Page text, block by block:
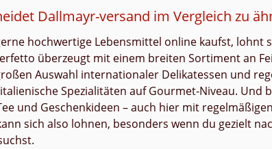
Dallmayr-versand im Vergleich zu
hochwertige Lebensmittel online kaufst, lohnt
überzeugt mit einem breiten Sortiment an
Auswahl internationaler Delikatessen und
Spezialitäten auf Gourmet-Niveau. Und
und Geschenkideen – auch hier mit
sich also lohnen, besonders wenn du gezielt